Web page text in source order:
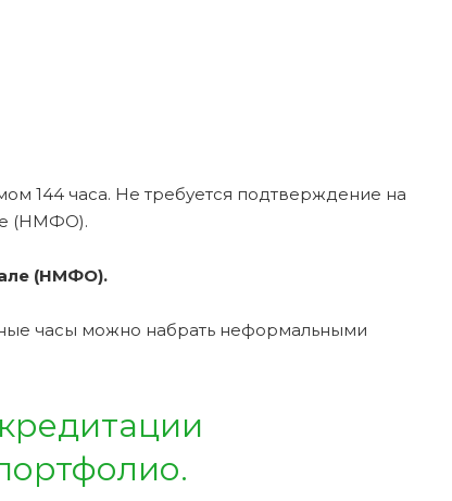
144 часа. Не требуется подтверждение на
(НМФО).
(НМФО).
часы можно набрать неформальными